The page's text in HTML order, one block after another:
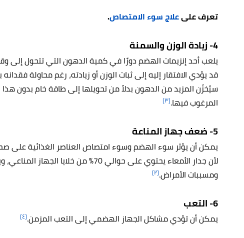
تعرف علىعلاج سوء الامتصاص.
4- زيادة الوزن والسمنة
يلعب أحد إنزيمات الهضم دورًا في كمية الدهون التي تتحول إلى
قد يؤدي الافتقار إليه إلى ثبات الوزن أو زيادته، رغم محاولة
سيُخزّن المزيد من الدهون بدلاً من تحويلها إلى طاقة خام بدون هذا
المرغوب فيها.[٣]
5- ضعف جهاز المناعة
يمكن أن يؤثر سوء الهضم وسوء امتصاص العناصر الغذائية على صحة
لأن جدار الأمعاء يحتوي على حوالي 70% من
ومسببات الأمراض.[٢]
6- التعب
يمكن أن تؤدي مشاكل الجهاز الهضمي إلى التعب المزمن.[٤]